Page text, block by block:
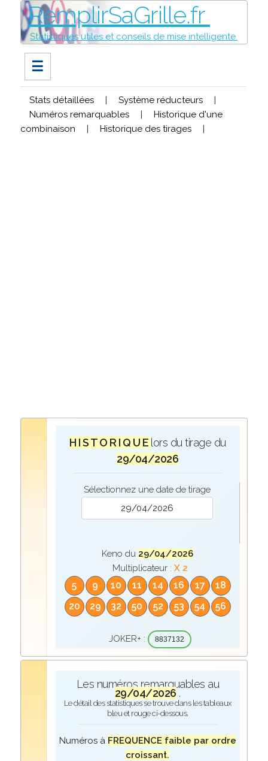
RemplirSaGrille.fr
Statistiques utiles et conseils de mise intelligente.
☰
Stats détaillées | Système réducteurs
|
Numéros remarquables
|
Historique d'une
combinaison
| Historique des tirages |
H I S T O R I Q U E lors du tirage du
29/04/2026
Sélectionnez une date de tirage
Keno du 29/04/2026
Multiplicateur : X 2
5 9 10 11 14 16 17
18
20
29 32 50 52 53 54 56
JOKER+ : 8837132
Les numéros remarquables au
29/04/2026 .
Le détail des statistiques se trouve dans les tableaux
bleu et rouge ci-dessous.
Numéros à FREQUENCE faible par ordre
croissant.